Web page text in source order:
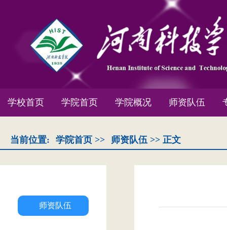
学校首页 学院首页 学院概况 师资队伍
当前位置: 学院首页 >> 师资队伍 >> 正文
师资队伍